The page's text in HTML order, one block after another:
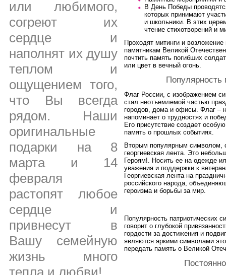
или любимого,
согреют их
сердце и
наполнят их душу
теплом и
ощущением того,
что Вы всегда
рядом. Наши
оригинальные
подарки на 8
марта и 14
февраля
растопят любое
сердце и
привнесут в
Вашу семейную
жизнь много
тепла и любви!
В День Победы
которых принимают
и школьники. В этих
чтение стихотворений и
Проходят митинги и
памятникам Великой
почтить память погибших
или цвет в вечный огонь.
Популярность
Флаг России, с изображением
стал неотъемлемой частью
городов, дома и офисы. Флаг –
напоминает о трудностях и
Его присутствие создает
память о прошлых событиях.
Вторым популярным символом,
георгиевская лента. Это
Героям!. Носить ее на одежде
уважения и поддержки к
Георгиевская лента на
российского народа,
героизма и борьбы за мир.
Популярность патриотических
говорит о глубокой
гордости за достижения и
являются яркими символами
передать память о Великой